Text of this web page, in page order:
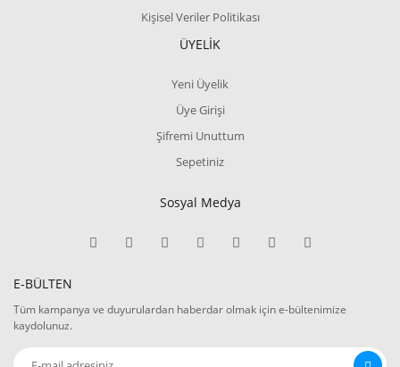
Kişisel Veriler Politikası
ÜYELİK
Yeni Üyelik
Üye Girişi
Şifremi Unuttum
Sepetiniz
Sosyal Medya
E-BÜLTEN
Tüm kampanya ve duyurulardan haberdar olmak için e-bültenimize
kaydolunuz.